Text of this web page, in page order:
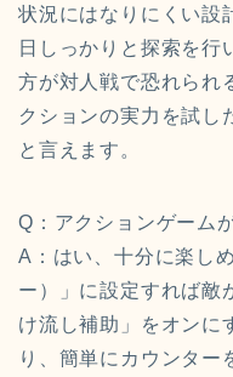
状況にはなりにくい設
日しっかりと探索を行
方が対人戦で恐れられ
クションの実力を試し
と言えます。
Q：アクションゲーム
A：はい、十分に楽し
ー）」に設定すれば敵
け流し補助」をオンに
り、簡単にカウンター